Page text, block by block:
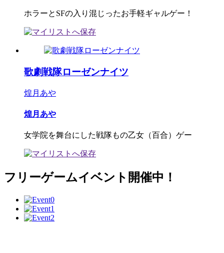
ホラーとSFの入り混じったお手軽ギャルゲー！
歌劇戦隊ローゼンナイツ
煌月あや
煌月あや
女学院を舞台にした戦隊もの乙女（百合）ゲー
フリーゲームイベント開催中！